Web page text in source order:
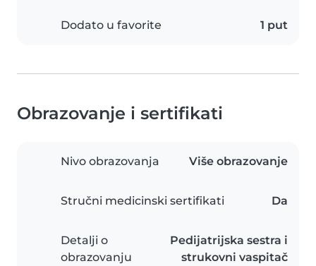
Dodato u favorite 1 put
Obrazovanje i sertifikati
Nivo obrazovanja Više obrazovanje
Stručni medicinski sertifikati Da
Detalji o
obrazovanju
Pedijatrijska sestra i
strukovni vaspitač